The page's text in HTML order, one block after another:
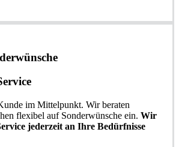
im Mittelpunkt. Wir beraten
flexibel auf Sonderwünsche ein. Wir
jederzeit an Ihre Bedürfnisse